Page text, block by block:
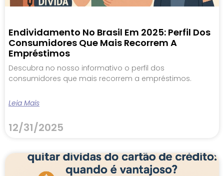
Endividamento No Brasil Em 2025: Perfil Dos
Consumidores Que Mais Recorrem A
Empréstimos
Descubra no nosso informativo o perfil dos
consumidores que mais recorrem a empréstimos.
Leia Mais
12/31/2025